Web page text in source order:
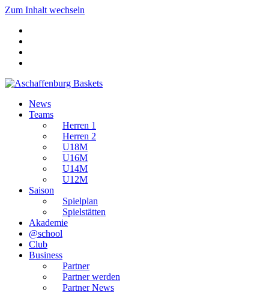
Zum Inhalt wechseln
News
Teams
Herren 1
Herren 2
U18M
U16M
U14M
U12M
Saison
Spielplan
Spielstätten
Akademie
@school
Club
Business
Partner
Partner werden
Partner News